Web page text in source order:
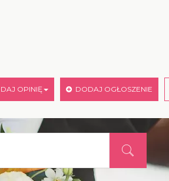
OPINIĘ DODAJ OGŁOSZENIE